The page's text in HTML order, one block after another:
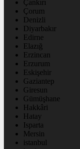
Çankırı
Çorum
Denizli
Diyarbakır
Edirne
Elazığ
Erzincan
Erzurum
Eskişehir
Gaziantep
Giresun
Gümüşhane
Hakkâri
Hatay
Isparta
Mersin
istanbul